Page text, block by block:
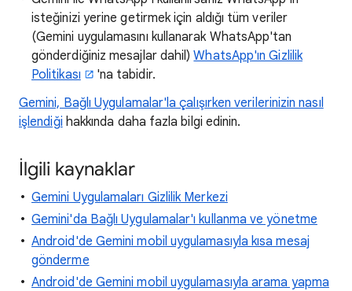
isteğinizi yerine getirmek için aldığı tüm veriler
(Gemini uygulamasını kullanarak WhatsApp'tan
gönderdiğiniz mesajlar dahil)WhatsApp'ın Gizlilik
Politikası
'na tabidir.
Gemini, Bağlı Uygulamalar'la çalışırken verilerinizin nasıl
işlendiği hakkında daha fazla bilgi edinin.
İlgili kaynaklar
Gemini Uygulamaları Gizlilik Merkezi
Gemini'da Bağlı Uygulamalar'ı kullanma ve yönetme
Android'de Gemini mobil uygulamasıyla kısa mesaj
gönderme
Android'de Gemini mobil uygulamasıyla arama yapma